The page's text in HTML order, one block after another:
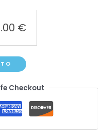
€
Checkout